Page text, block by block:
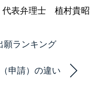
表弁理士 植村貴昭
願ランキング
申請）の違い